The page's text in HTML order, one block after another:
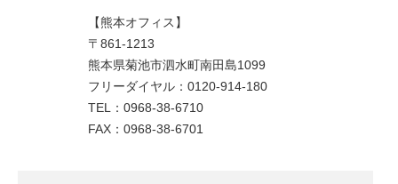
【熊本オフィス】
〒861-1213
熊本県菊池市泗水町南田島1099
フリーダイヤル：0120-914-180
TEL：0968-38-6710
FAX：0968-38-6701